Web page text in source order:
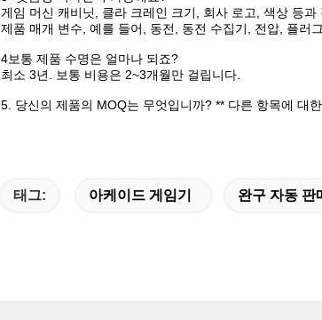
게임 머신 캐비닛, 클라 크레인 크기, 회사 로고, 색상 등과
제품 매개 변수, 예를 들어, 동전, 동전 수집기, 전압, 플러
4보통 제품 수명은 얼마나 되죠?
최소 3년. 보통 비용은 2~3개월만 걸립니다.
5. 당신의 제품의 MOQ는 무엇입니까? ** 다른 항목에 대
태그: 아케이드 게임기 완구 자동 판